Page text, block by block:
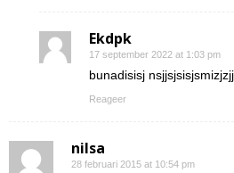
Ekdpk
17 september 2022 at 1:03 pm
bunadisisj
Reageer
nilsa
28 februari 2015 at 10:54 pm